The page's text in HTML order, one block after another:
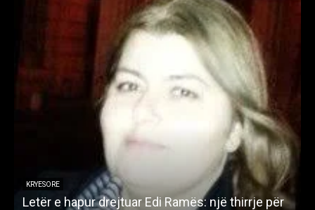
KRYESORE
Letër e hapur drejtuar Edi Ramës: një thirrje për